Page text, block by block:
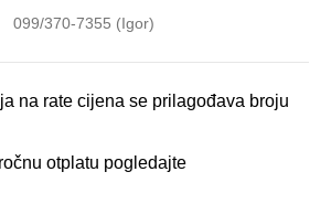
099/370-7355 (Igor)
na rate cijena se prilagođava broju
otplatu pogledajte